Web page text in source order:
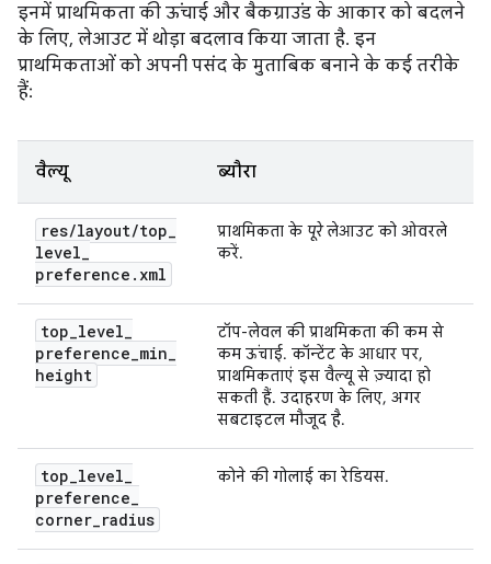
इनमें प्राथमिकता की ऊंचाई और बैकग्राउंड के आकार को बदलने
के लिए, लेआउट में थोड़ा बदलाव किया जाता है. इन
प्राथमिकताओं को अपनी पसंद के मुताबिक बनाने के कई तरीके
हैं:
वैल्यू ब्यौरा
res/layout/top
level
preference . xml
प्राथमिकता के पूरेलेआउट को ओवरले
करें.
top level
preference min
height
टॉप-लेवल की प्राथमिकता की कम से
कम ऊंचाई. कॉन्टेंट के आधार पर,
प्राथमिकताएं इस वैल्यू से ज़्यादा हो
सकती हैं. उदाहरण के लिए, अगर
सबटाइटल मौजूद है.
top level
preference
corner radius
कोने की गोलाई का रेडियस.